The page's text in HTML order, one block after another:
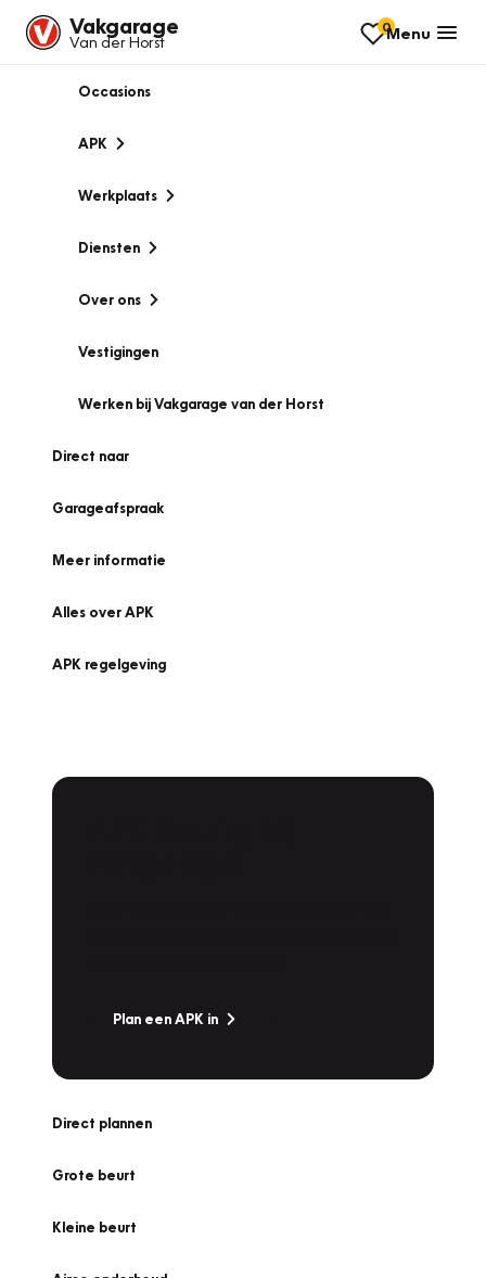
Vakgarage
Van der Horst
0Menu
Occasions
APK
Werkplaats
Diensten
Over ons
Vestigingen
Werken bij Vakgarage van der Horst
Direct naar
Garageafspraak
Meer informatie
Alles over APK
APK regelgeving
Plan een APK in
Direct plannen
Grote beurt
Kleine beurt